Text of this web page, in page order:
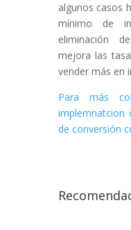
algunos casos
mínimo de
eliminación
mejora las
vender más en
Para más
implemnatcion
de conversión